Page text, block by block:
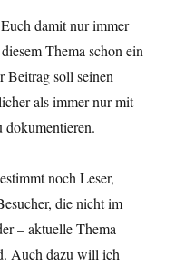
damit nur immer
Thema schon ein
Beitrag soll seinen
als immer nur mit
dokumentieren.
noch Leser,
die nicht im
– aktuelle Thema
Auch dazu will ich